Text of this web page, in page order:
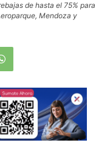
de hasta el 75% para
Mendoza y